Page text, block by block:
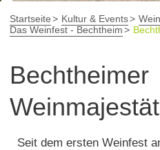
Startseite Kultur & Events
Das Weinfest - Bechtheim
Bechtheimer
Seit dem ersten Weinfest